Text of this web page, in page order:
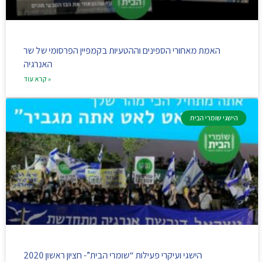
האמת מאחורי הספינים וההטעיות בקמפיין הפרסומי של שר
האנרגיה
קרא עוד »
הישגי שומרי הבית
הישגי ועיקרי פעילות “שומרי הבית”- חציון ראשון 2020